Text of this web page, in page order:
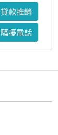
貸款推銷
騷擾電話